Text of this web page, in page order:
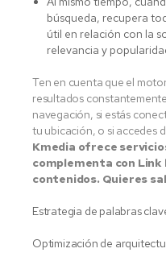
búsqueda, recupera
útil en relación con la
relevancia y
Ten en cuenta que el
resultados
navegación, si estás
tu ubicación, o si accedes
Kmedia ofrece
complementa con
contenidos. Quieres
Estrategia de palabras
Optimización de